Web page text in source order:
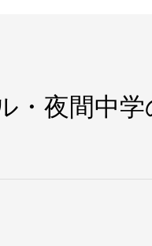
・夜間中